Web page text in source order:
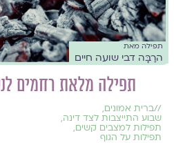
תפילה מאת
הרַבָּה דבי שועה חיים
תפילה מלאת רחמים
//ברית אמונים,
שבוע התייצבות לצד דינה,
תפילות למצבים קשים,
תפילות על הגוף